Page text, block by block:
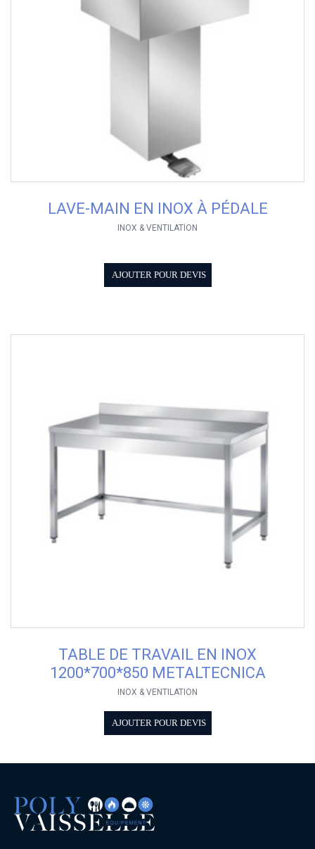
LAVE-MAIN EN INOX À PÉDALE
INOX & VENTILATION
AJOUTER POUR DEVIS
TABLE DE TRAVAIL EN INOX
1200*700*850 METALTECNICA
INOX & VENTILATION
AJOUTER POUR DEVIS